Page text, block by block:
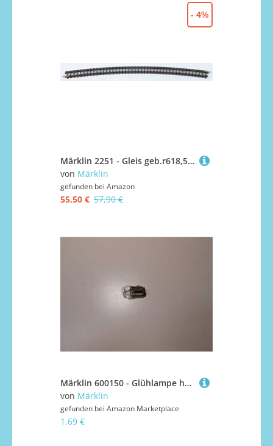
Märklin 2251 - Gleis geb.r618,5 mm,30 Gr., Inhalt 10 Stück
von Märklin
gefunden bei Amazon
55,50 € 57,90 €
- 4%
Märklin 600150 - Glühlampe hell, 19V-BA5S
von Märklin
gefunden bei Amazon Marketplace
1,69 €